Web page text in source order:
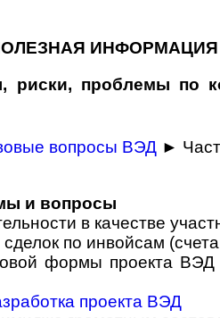
ИНФОРМАЦИЯ
рис­ки, проблемы по
вопросы ВЭД ►
и вопросы
в качестве
по инвойсам
формы проекта ВЭД
проекта ВЭД